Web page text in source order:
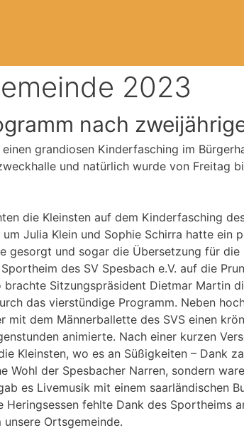
2023
nach
grandiosen Kinderfasching im
und natürlich wurde von Freitag
die Kleinsten auf dem Kinderfasching
um Julia Klein und Sophie Schirra hatte
und sogar die Übersetzung für
des SV Spesbach e.V. auf die
Sitzungspräsident Dietmar Martin
das vierstündige Programm. Neben
dem Männerballette des SVS einen
animierte. Nach einer kurzen
Kleinsten, wo es an Süßigkeiten – Dank
der Spesbacher Narren, sondern
es Livemusik mit einem saarländischen
fehlte Dank des Sportheims
Ortsgemeinde.